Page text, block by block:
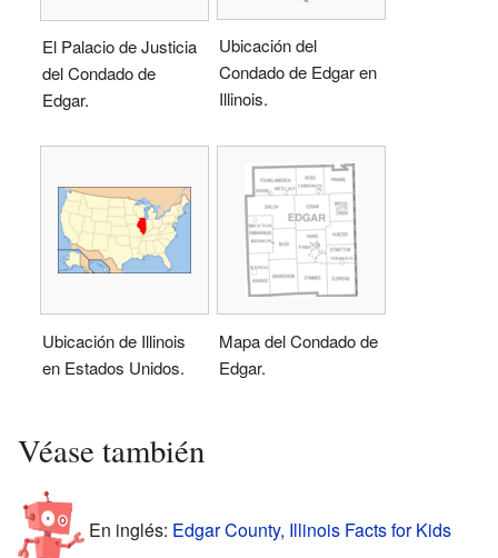
El Palacio de Justicia
del Condado de
Edgar.
Ubicación del
Condado de Edgar en
Illinois.
Ubicación de Illinois
en Estados Unidos.
Mapa del Condado de
Edgar.
Véase también
En inglés: Edgar County, Illinois Facts for Kids